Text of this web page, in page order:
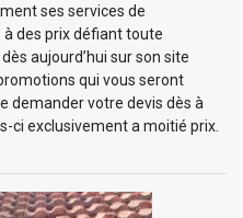
ses services de
des prix défiant toute
aujourd’hui sur son site
qui vous seront
demander votre devis dès à
ci exclusivement a moitié prix.